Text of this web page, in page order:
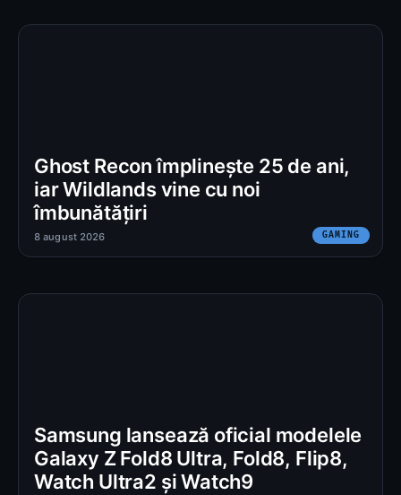
Ghost Recon împlinește 25 de ani,
iar Wildlands vine cu noi
îmbunătățiri
GAMING
8 august 2026
Samsung lansează oficial modelele
Galaxy Z Fold8 Ultra, Fold8, Flip8,
Watch Ultra2 și Watch9